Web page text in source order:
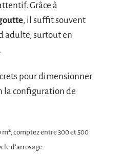
Grâce à
, il suffit souvent
adulte, surtout en
pour dimensionner
la configuration de
m², comptez entre 300 et 500
d’arrosage.